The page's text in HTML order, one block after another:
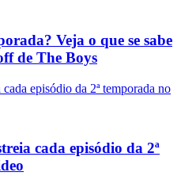
Veja o que se sabe
de The Boys
cada episódio da 2ª